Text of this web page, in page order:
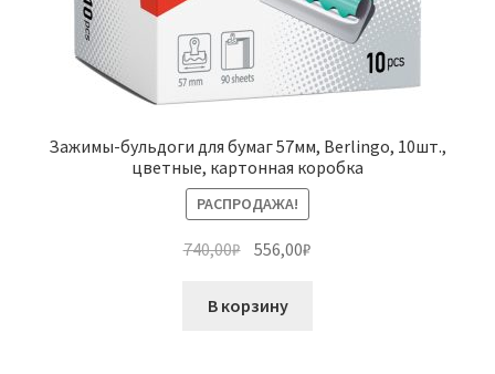
Зажимы-бульдоги для бумаг 57мм, Berlingo, 10шт.,
цветные, картонная коробка
РАСПРОДАЖА!
740,00₽ Первоначальная
составляла
556,00₽
В корзину